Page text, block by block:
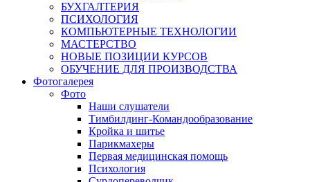
БУХГАЛТЕРИЯ
ПСИХОЛОГИЯ
КОМПЬЮТЕРНЫЕ ТЕХНОЛОГИИ
МАСТЕРСТВО
НОВЫЕ ПОЗИЦИИ КУРСОВ
ОБУЧЕНИЕ ДЛЯ ПРОИЗВОДСТВА
Фотогалерея
Фото
Наши слушатели
Тимбилдинг-Командообразование
Кройка и шитье
Парикмахеры
Первая медицинская помощь
Психология